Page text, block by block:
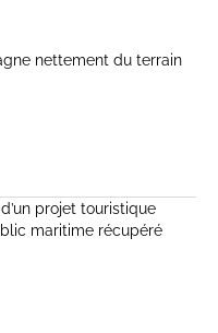
nettement du terrain
projet touristique
maritime récupéré